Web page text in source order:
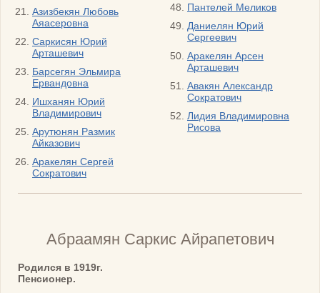
Азизбекян Любовь
Аяасеровна
Саркисян Юрий
Арташевич
Барсегян Эльмира
Ервандовна
Ишханян Юрий
Владимирович
Арутюнян Размик
Айказович
Аракелян Сергей
Сократович
Пантелей Меликов
Даниелян Юрий
Сергеевич
Аракелян Арсен
Арташевич
Авакян Александр
Сократович
Лидия Владимировна
Рисова
Абраамян Саркис Айрапетович
Родился в 1919г.
Пенсионер.